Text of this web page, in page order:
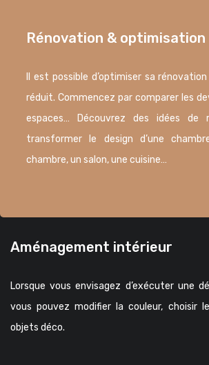
Rénovation & optimisation
Il est possible d’optimiser sa
réduit. Commencez par comparer les
espaces… Découvrez des idées de
transformer le design d’une
chambre, un salon, une cuisine…
Aménagement intérieur
Lorsque vous envisagez d’exécuter une
vous pouvez modifier la couleur, choisir
objets déco.